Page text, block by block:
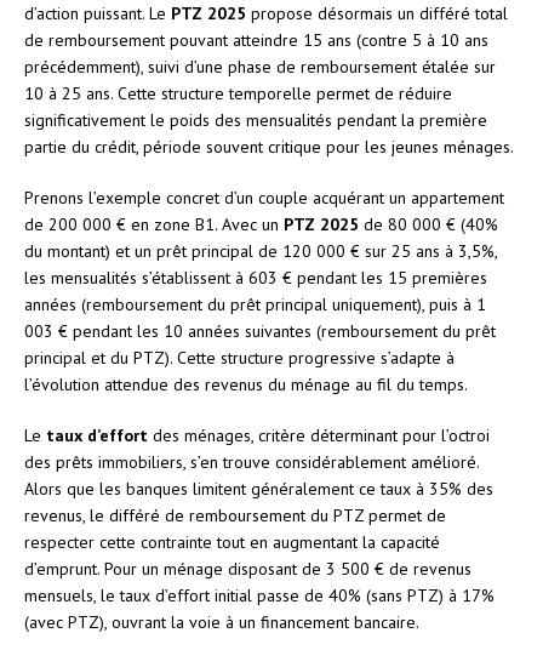
d’action puissant. Le PTZ 2025 propose désormais un différé total
de remboursement pouvant atteindre 15 ans (contre 5 à 10 ans
précédemment), suivi d’une phase de remboursement étalée sur
10 à 25 ans. Cette structure temporelle permet de réduire
significativement le poids des mensualités pendant la première
partie du crédit, période souvent critique pour les jeunes ménages.
Prenons l’exemple concret d’un couple acquérant un appartement
de 200 000 € en zone B1. Avec un PTZ 2025 de 80 000 € (40%
du montant) et un prêt principal de 120 000 € sur 25 ans à 3,5%,
les mensualités s’établissent à 603 € pendant les 15 premières
années (remboursement du prêt principal uniquement), puis à 1
003 € pendant les 10 années suivantes (remboursement du prêt
principal et du PTZ). Cette structure progressive s’adapte à
l’évolution attendue des revenus du ménage au fil du temps.
Le taux d’effort des ménages, critère déterminant pour l’octroi
des prêts immobiliers, s’en trouve considérablement amélioré.
Alors que les banques limitent généralement ce taux à 35% des
revenus, le différé de remboursement du PTZ permet de
respecter cette contrainte tout en augmentant la capacité
d’emprunt. Pour un ménage disposant de 3 500 € de revenus
mensuels, le taux d’effort initial passe de 40% (sans PTZ) à 17%
(avec PTZ), ouvrant la voie à un financement bancaire.